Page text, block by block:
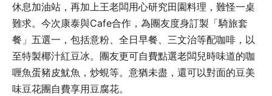
休息加油站，再加上王老闆用心研究田園料理，難怪一桌
難求。今次康泰與Cafe合作，為團友度身訂製「騎旅套
餐」五選一，包括意粉、全日早餐、三文治等配咖啡，以
至特製椰汁紅豆冰。團友更可自費點選老闆兒時味道的咖
喱魚蛋豬皮魷魚，炒蜆等。意猶未盡，還可以對面的豆美
味豆花團自費享用豆腐花。